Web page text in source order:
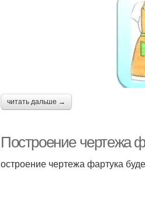
читать дальше →
Построение чертежа
остроение чертежа фартука